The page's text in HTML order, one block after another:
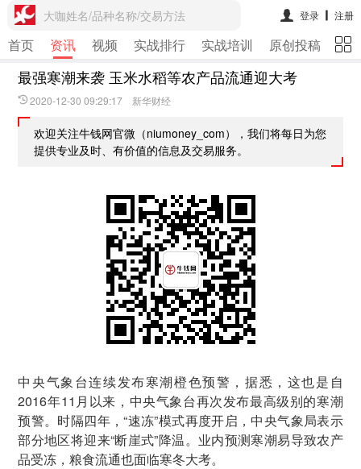
大咖姓名/品种名称/交易方法 登录 注册
首页 资讯 视频 实战排行 实战培训 原创投稿 期
最强寒潮来袭 玉米水稻等农产品流通迎大考
2020-12-30 09:29:17 新华财经
欢迎关注牛钱网官微（niumoney_com），我们将每日为您
提供专业及时、有价值的信息及交易服务。
中央气象台连续发布寒潮橙色预警，据悉，这也是自
2016年11月以来，中央气象台再次发布最高级别的寒潮
预警。时隔四年，“速冻”模式再度开启，中央气象局表示
部分地区将迎来“断崖式”降温。业内预测寒潮易导致农产
品受冻，粮食流通也面临寒冬大考。